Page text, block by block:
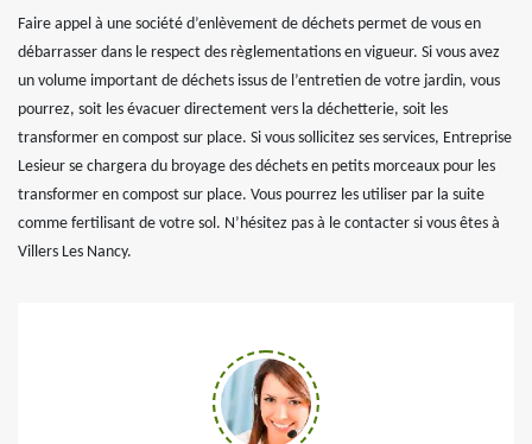
Faire appel à une société d’enlèvement de déchets permet de vous en
débarrasser dans le respect des règlementations en vigueur. Si vous avez
un volume important de déchets issus de l’entretien de votre jardin, vous
pourrez, soit les évacuer directement vers la déchetterie, soit les
transformer en compost sur place. Si vous sollicitez ses services, Entreprise
Lesieur se chargera du broyage des déchets en petits morceaux pour les
transformer en compost sur place. Vous pourrez les utiliser par la suite
comme fertilisant de votre sol. N’hésitez pas à le contacter si vous êtes à
Villers Les Nancy.